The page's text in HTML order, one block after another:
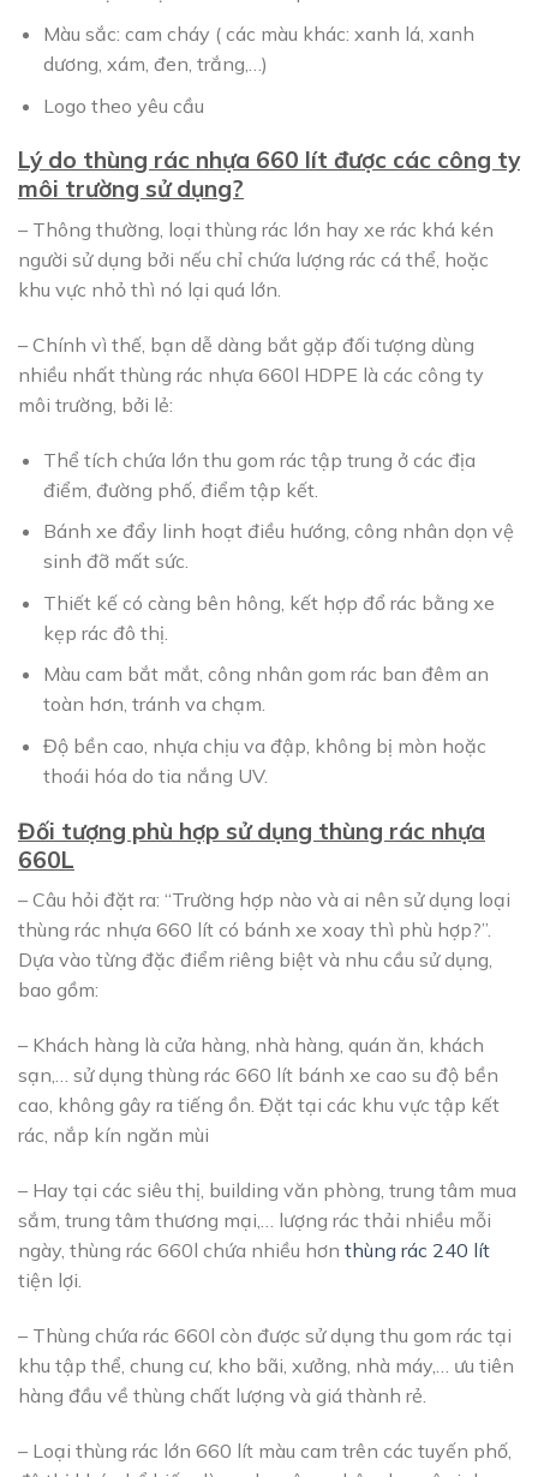
Màu sắc: cam cháy ( các màu khác: xanh lá, xanh
dương, xám, đen, trắng,…)
Logo theo yêu cầu
Lý do thùng rác nhựa 660 lít được các công ty
môi trường sử dụng?
– Thông thường, loại thùng rác lớn hay xe rác khá kén
người sử dụng bởi nếu chỉ chứa lượng rác cá thể, hoặc
khu vực nhỏ thì nó lại quá lớn.
– Chính vì thế, bạn dễ dàng bắt gặp đối tượng dùng
nhiều nhất thùng rác nhựa 660l HDPE là các công ty
môi trường, bởi lẻ:
Thể tích chứa lớn thu gom rác tập trung ở các địa
điểm, đường phố, điểm tập kết.
Bánh xe đẩy linh hoạt điều hướng, công nhân dọn vệ
sinh đỡ mất sức.
Thiết kế có càng bên hông, kết hợp đổ rác bằng xe
kẹp rác đô thị.
Màu cam bắt mắt, công nhân gom rác ban đêm an
toàn hơn, tránh va chạm.
Độ bền cao, nhựa chịu va đập, không bị mòn hoặc
thoái hóa do tia nắng UV.
Đối tượng phù hợp sử dụng thùng rác nhựa
660L
– Câu hỏi đặt ra: “Trường hợp nào và ai nên sử dụng loại
thùng rác nhựa 660 lít có bánh xe xoay thì phù hợp?”.
Dựa vào từng đặc điểm riêng biệt và nhu cầu sử dụng,
bao gồm:
– Khách hàng là cửa hàng, nhà hàng, quán ăn, khách
sạn,… sử dụng thùng rác 660 lít bánh xe cao su độ bền
cao, không gây ra tiếng ồn. Đặt tại các khu vực tập kết
rác, nắp kín ngăn mùi
– Hay tại các siêu thị, building văn phòng, trung tâm mua
sắm, trung tâm thương mại,… lượng rác thải nhiều mỗi
ngày, thùng rác 660l chứa nhiều hơn thùng rác 240 lít
tiện lợi.
– Thùng chứa rác 660l còn được sử dụng thu gom rác tại
khu tập thể, chung cư, kho bãi, xưởng, nhà máy,… ưu tiên
hàng đầu về thùng chất lượng và giá thành rẻ.
– Loại thùng rác lớn 660 lít màu cam trên các tuyến phố,